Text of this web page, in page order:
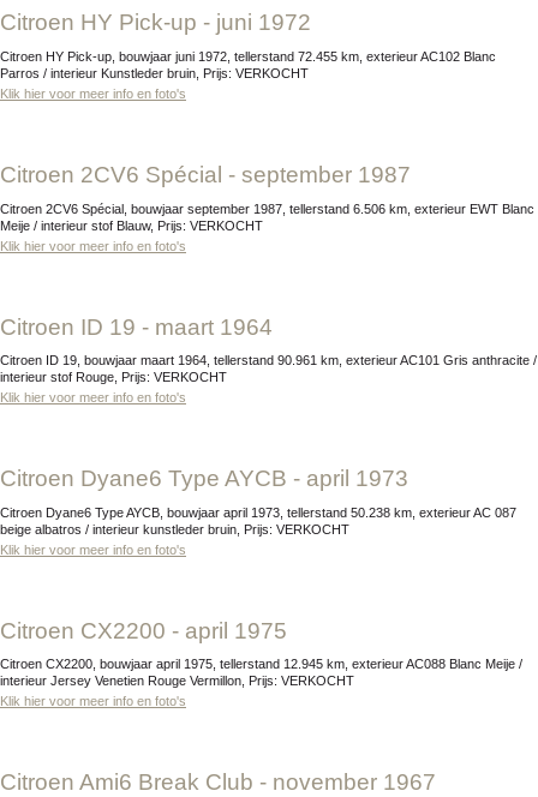
Citroen HY Pick-up - juni 1972
Citroen HY Pick-up, bouwjaar juni 1972, tellerstand 72.455 km, exterieur AC102 Blanc
Parros / interieur Kunstleder bruin, Prijs: VERKOCHT
Klik hier voor meer info en foto's
Citroen 2CV6 Spécial - september 1987
Citroen 2CV6 Spécial, bouwjaar september 1987, tellerstand 6.506 km, exterieur EWT Blanc
Meije / interieur stof Blauw, Prijs: VERKOCHT
Klik hier voor meer info en foto's
Citroen ID 19 - maart 1964
Citroen ID 19, bouwjaar maart 1964, tellerstand 90.961 km, exterieur AC101 Gris anthracite /
interieur stof Rouge, Prijs: VERKOCHT
Klik hier voor meer info en foto's
Citroen Dyane6 Type AYCB - april 1973
Citroen Dyane6 Type AYCB, bouwjaar april 1973, tellerstand 50.238 km, exterieur AC 087
beige albatros / interieur kunstleder bruin, Prijs: VERKOCHT
Klik hier voor meer info en foto's
Citroen CX2200 - april 1975
Citroen CX2200, bouwjaar april 1975, tellerstand 12.945 km, exterieur AC088 Blanc Meije /
interieur Jersey Venetien Rouge Vermillon, Prijs: VERKOCHT
Klik hier voor meer info en foto's
Citroen Ami6 Break Club - november 1967